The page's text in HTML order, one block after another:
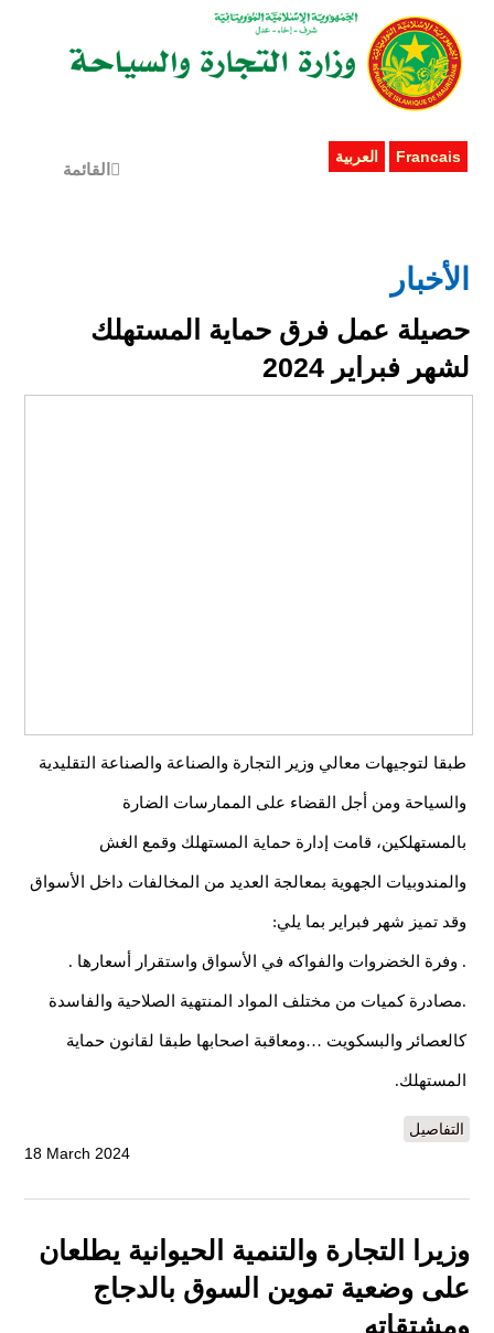
Francais العربية
القائمة
الأخبار
حصيلة عمل فرق حماية المستهلك
لشهر فبراير 2024
طبقا لتوجيهات معالي وزير التجارة والصناعة والصناعة التقليدية
والسياحة ومن أجل القضاء على الممارسات الضارة
بالمستهلكين، قامت إدارة حماية المستهلك وقمع الغش
والمندوبيات الجهوية بمعالجة العديد من المخالفات داخل الأسواق
وقد تميز شهر فبراير بما يلي:
. وفرة الخضروات والفواكه في الأسواق واستقرار أسعارها .
.مصادرة كميات من مختلف المواد المنتهية الصلاحية والفاسدة
كالعصائر والبسكويت …ومعاقبة اصحابها طبقا لقانون حماية
المستهلك.
التفاصيل
18 March 2024
وزيرا التجارة والتنمية الحيوانية يطلعان
على وضعية تموين السوق بالدجاج
ومشتقاته